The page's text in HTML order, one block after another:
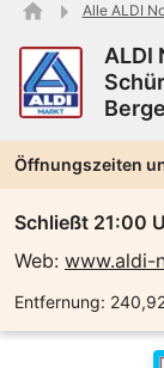
Alle ALDI
ALDI
Öffnungszeiten
Schließt 21:00
Web: www.aldi-
Entfernung: